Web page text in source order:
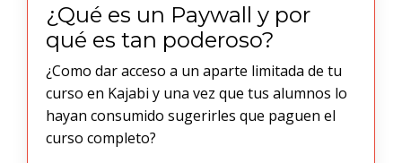
¿Qué es un Paywall y por
qué es tan poderoso?
¿Como dar acceso a un aparte limitada de tu
curso en Kajabi y una vez que tus alumnos lo
hayan consumido sugerirles que paguen el
curso completo?